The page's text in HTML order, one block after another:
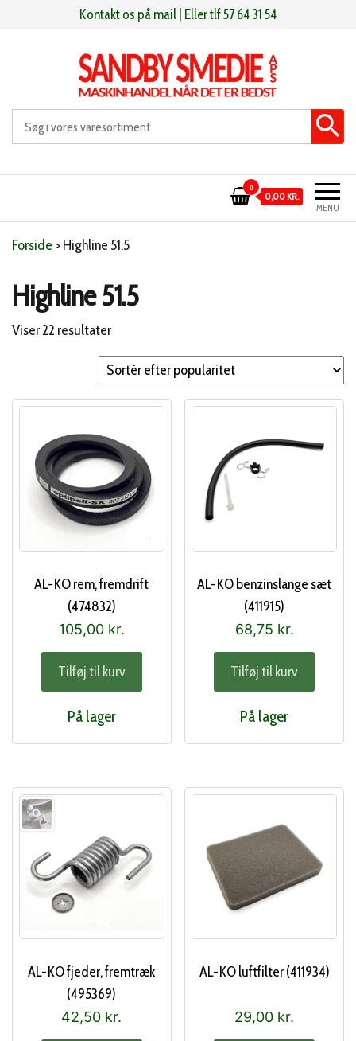
Kontakt os på mail Eller tlf 57 64 31 54
Sandby smeden Maskinhandel når det er bedst
MENU
0
0,00 KR.
Forside >Highline 51.5
Highline 51.5
Viser 22 resultaterSorteret
efter
popularitet
AL-KO rem, fremdrift
(474832)
105,00 kr.
Tilføj til kurv
På lager
AL-KO benzinslange sæt
(411915)
68,75 kr.
Tilføj til kurv
På lager
AL-KO fjeder, fremtræk
(495369)
42,50 kr.
AL-KO luftfilter (411934)
29,00 kr.